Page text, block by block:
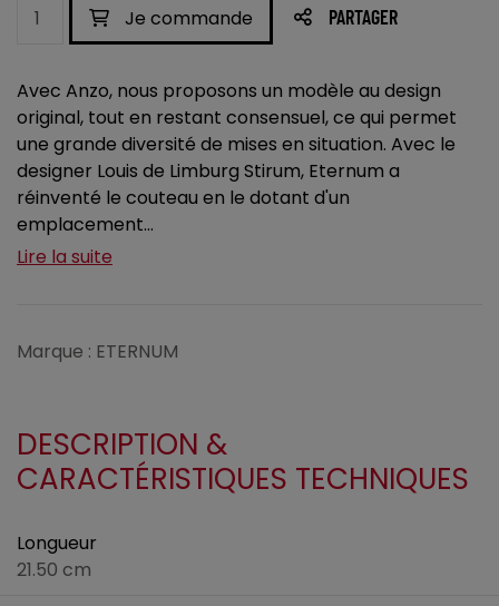
Je commande PARTAGER
Avec Anzo, nous proposons un modèle au design
original, tout en restant consensuel, ce qui permet
une grande diversité de mises en situation. Avec le
designer Louis de Limburg Stirum, Eternum a
réinventé le couteau en le dotant d'un
emplacement...
Lire la suite
Marque : ETERNUM
DESCRIPTION &
CARACTÉRISTIQUES TECHNIQUES
Longueur
21.50 cm